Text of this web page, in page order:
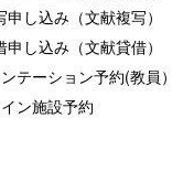
申し込み（文献複写）
申し込み（文献貸借）
テーション予約(教員）
ン施設予約